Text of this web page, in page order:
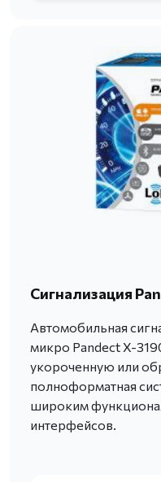
Сигнализация
Автомобильная
микро Pandect X-
укороченную или
полноформатная
широким
интерфейсов.